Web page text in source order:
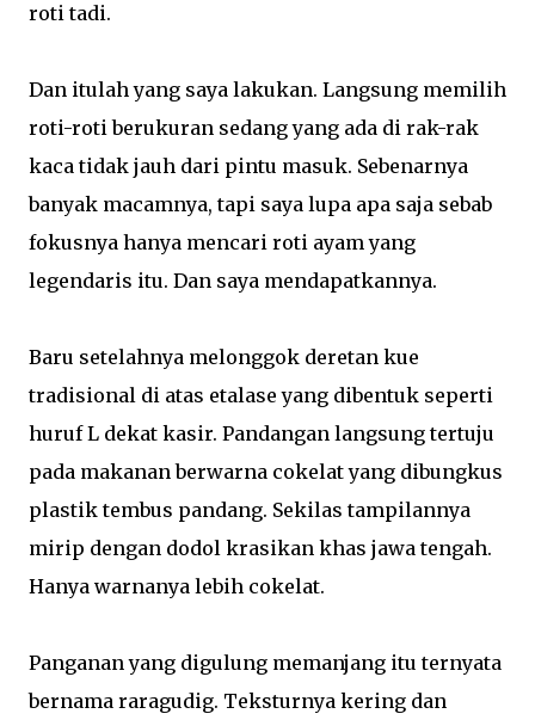
roti tadi.
Dan itulah yang saya lakukan. Langsung memilih
roti-roti berukuran sedang yang ada di rak-rak
kaca tidak jauh dari pintu masuk. Sebenarnya
banyak macamnya, tapi saya lupa apa saja sebab
fokusnya hanya mencari roti ayam yang
legendaris itu. Dan saya mendapatkannya.
Baru setelahnya melonggok deretan kue
tradisional di atas etalase yang dibentuk seperti
huruf L dekat kasir. Pandangan langsung tertuju
pada makanan berwarna cokelat yang dibungkus
plastik tembus pandang. Sekilas tampilannya
mirip dengan dodol krasikan khas jawa tengah.
Hanya warnanya lebih cokelat.
Panganan yang digulung memanjang itu ternyata
bernama raragudig. Teksturnya kering dan